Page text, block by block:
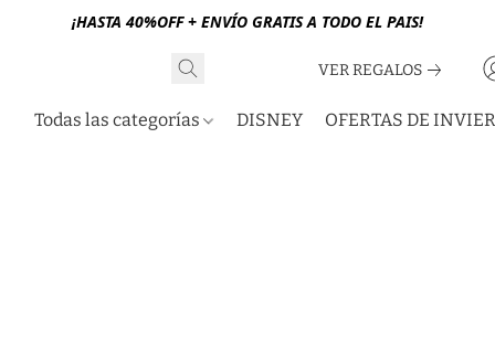
¡HASTA 40%OFF + ENVÍO GRATIS A TODO EL PAIS!
VER REGALOS
Todas las categorías DISNEY OFERTAS DE